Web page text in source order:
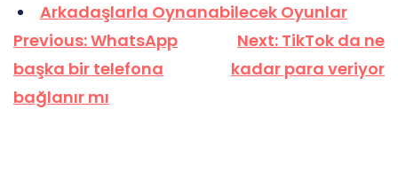
Arkadaşlarla Oynanabilecek Oyunlar
Yazı
gezinmesi
Previous:WhatsApp
başka bir telefona
bağlanır mı
Next: TikTok da ne
kadar para veriyor